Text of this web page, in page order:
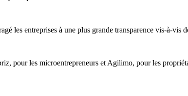
les entreprises à une plus grande transparence vis-à-vis
pour les microentrepreneurs et Agilimo, pour les